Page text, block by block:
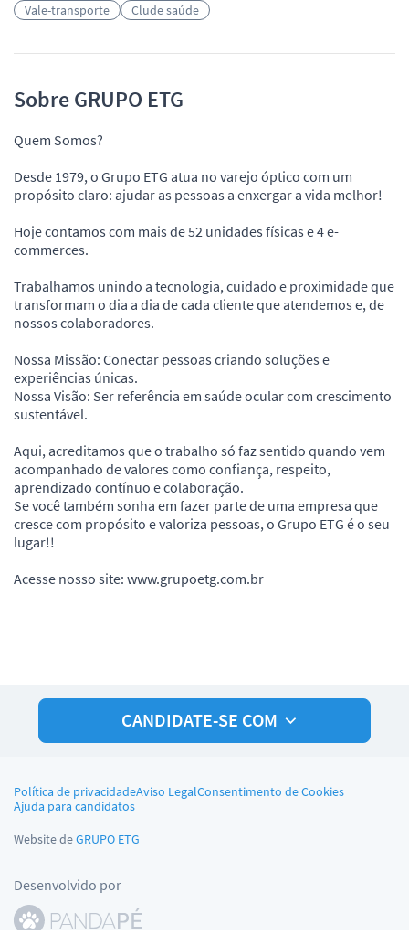
Vale-transporte
Clude saúde
Sobre GRUPO ETG
Quem Somos?
Desde 1979, o Grupo ETG atua no varejo óptico com um
propósito claro: ajudar as pessoas a enxergar a vida melhor!
Hoje contamos com mais de 52 unidades físicas e 4 e-
commerces.
Trabalhamos unindo a tecnologia, cuidado e proximidade que
transformam o dia a dia de cada cliente que atendemos e, de
nossos colaboradores.
Nossa Missão: Conectar pessoas criando soluções e
experiências únicas.
Nossa Visão: Ser referência em saúde ocular com crescimento
sustentável.
Aqui, acreditamos que o trabalho só faz sentido quando vem
acompanhado de valores como confiança, respeito,
aprendizado contínuo e colaboração.
Se você também sonha em fazer parte de uma empresa que
cresce com propósito e valoriza pessoas, o Grupo ETG é o seu
lugar!!
Acesse nosso site: www.grupoetg.com.br
CANDIDATE-SE COM
Política de privacidadeAviso LegalConsentimento de Cookies
Ajuda para candidatos
Website deGRUPO ETG
Desenvolvido por